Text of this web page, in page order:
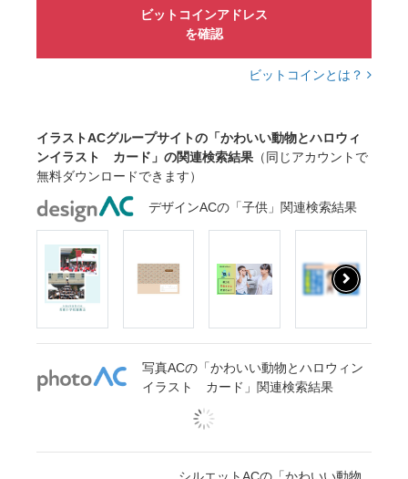
オレンジ
楽しい
ポップ
ジャックランタン 明るい パーティ
ビットコインアドレス
を確認
ビットコインとは？
イラストACグループサイトの「かわいい動物とハロウィ
ンイラスト カード」の関連検索結果 （同じアカウントで
無料ダウンロードできます）
デザインACの「子供」関連検索結果
写真ACの「かわいい動物とハロウィン
イラスト カード」関連検索結果
シルエットACの「かわいい動物